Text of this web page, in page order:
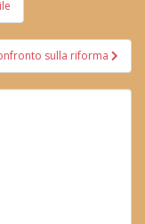
sulla riforma